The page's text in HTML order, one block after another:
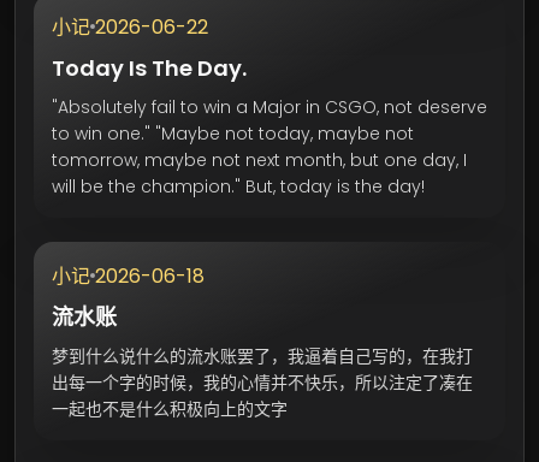
小记2026-06-22
Today Is The Day.
"Absolutely fail to win a Major in CSGO, not deserve
to win one." "Maybe not today, maybe not
tomorrow, maybe not next month, but one day, I
will be the champion." But, today is the day!
小记2026-06-18
流水账
梦到什么说什么的流水账罢了，我逼着自己写的，在我打
出每一个字的时候，我的心情并不快乐，所以注定了凑在
一起也不是什么积极向上的文字